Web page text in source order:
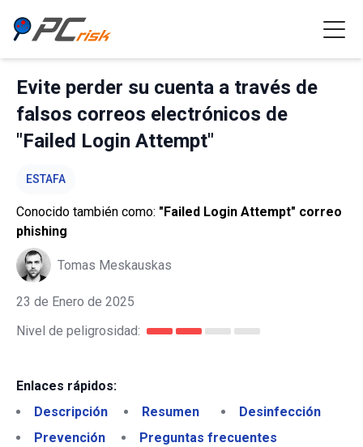
Evite perder su cuenta a través de
falsos correos electrónicos de
"Failed Login Attempt"
ESTAFA
Conocido también como: "Failed Login Attempt" correo
phishing
Tomas Meskauskas
23 de Enero de 2025
Nivel de peligrosidad:
Enlaces rápidos:
Descripción
Resumen
Desinfección
Prevención
Preguntas frecuentes